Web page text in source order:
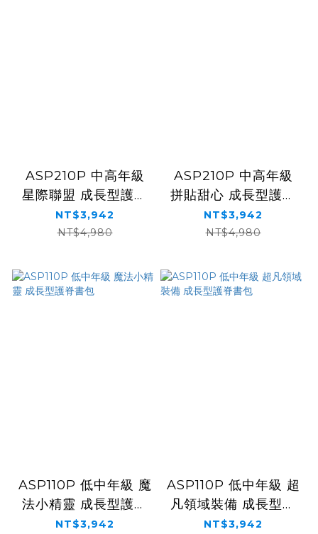
ASP210P 中高年級
星際聯盟 成長型護脊
書包
NT$3,942
NT$4,980
ASP210P 中高年級
拼貼甜心 成長型護脊
書包
NT$3,942
NT$4,980
ASP110P 低中年級 魔
法小精靈 成長型護脊
書包
NT$3,942
ASP110P 低中年級 超
凡領域裝備 成長型護
脊書包
NT$3,942